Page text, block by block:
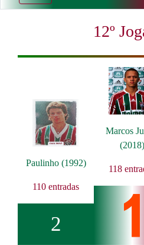
12º
Paulinho (1992)
110 entradas
2
Marcos
(2018)
118